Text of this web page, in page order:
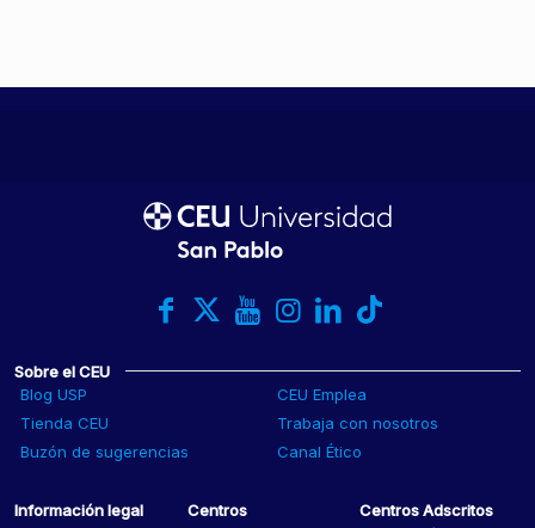
Sobre el CEU
Blog USP
CEU Emplea
Tienda CEU
Trabaja con nosotros
Buzón de sugerencias
Canal Ético
Información legal
Centros
Centros Adscritos